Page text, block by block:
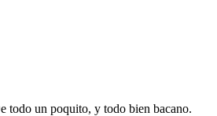
todo un poquito, y todo bien bacano.